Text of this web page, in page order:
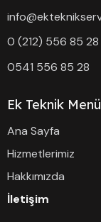
0 (212) 556 85 28
0541 556 85 28
Ek Teknik Menü
Ana Sayfa
Hizmetlerimiz
Hakkımızda
İletişim